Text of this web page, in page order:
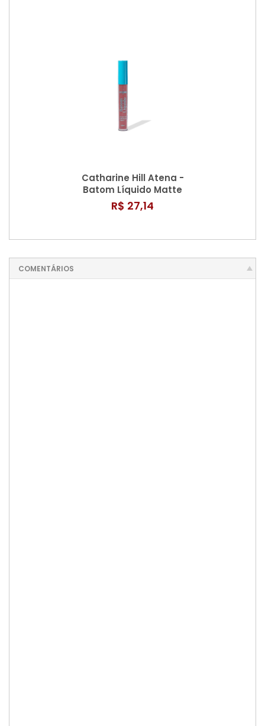
Catharine Hill Atena -
Batom Líquido Matte
3,8ml
R$ 27,14
COMENTÁRIOS